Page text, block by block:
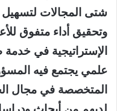
شتى المجالات
وتحقيق أداء متفوق
الإستراتيجية في
علمي يجتمع فيه
المتخصصة في مجال